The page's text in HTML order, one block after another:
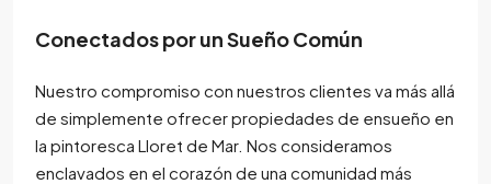
Conectados por un Sueño Común
Nuestro compromiso con nuestros clientes va más allá
de simplemente ofrecer propiedades de ensueño en
la pintoresca Lloret de Mar. Nos consideramos
enclavados en el corazón de una comunidad más